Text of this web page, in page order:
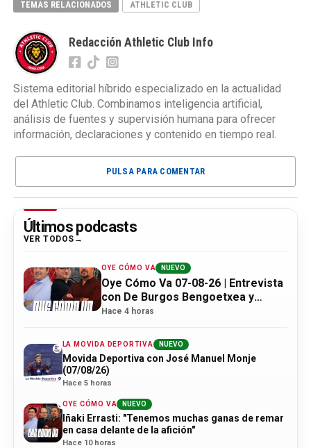
TEMAS RELACIONADOS ATHLETIC CLUB
Redacción Athletic Club Info
Sistema editorial híbrido especializado en la actualidad
del Athletic Club. Combinamos inteligencia artificial,
análisis de fuentes y supervisión humana para ofrecer
información, declaraciones y contenido en tiempo real.
PULSA PARA COMENTAR
Últimos podcasts
VER TODOS
OYE CÓMO VA NUEVO
Oye Cómo Va 07-08-26 | Entrevista
con De Burgos Bengoetxea y
actualidad Athletic
Hace 4 horas
LA MOVIDA DEPORTIVA NUEVO
Movida Deportiva con José Manuel Monje
(07/08/26)
Hace 5 horas
OYE CÓMO VA NUEVO
Iñaki Errasti: "Tenemos muchas ganas de remar
en casa delante de la afición"
Hace 10 horas